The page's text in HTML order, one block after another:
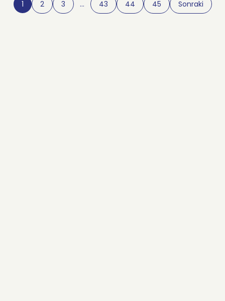
1 2 3 … 43 44 45 Sonraki